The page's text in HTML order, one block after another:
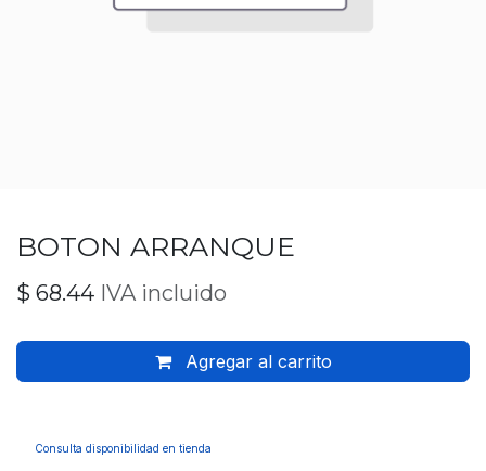
BOTON ARRANQUE
$ 68.44 IVA incluido
Agregar al carrito
Consulta disponibilidad en tienda